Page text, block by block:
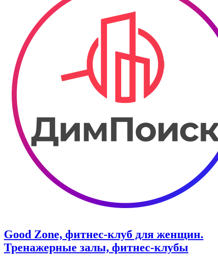
Good Zone, фитнес-клуб для женщин.
Тренажерные залы, фитнес-клубы